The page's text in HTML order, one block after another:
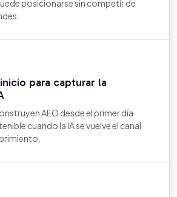
posicionarse sin competir de
para capturar la
AEO desde el primer día
cuando la IA se vuelve el canal